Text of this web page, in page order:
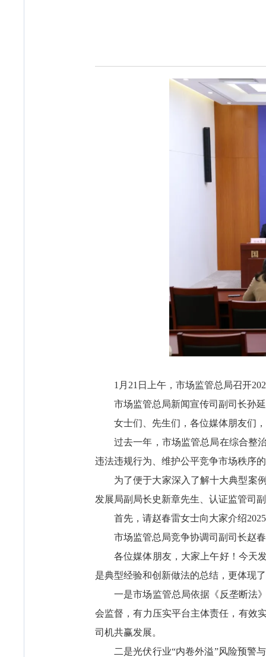
1月21日上午，市场监管总局召开
市场监管总局新闻宣传司副司长孙
女士们、先生们，各位媒体朋友们
过去一年，市场监管总局在综合整
违法违规行为、维护公平竞争市场秩序
为了便于大家深入了解十大典型案
发展局副局长史新章先生、认证监管司
首先，请赵春雷女士向大家介绍
市场监管总局竞争协调司副司长赵
各位媒体朋友，大家上午好！今天
是典型经验和创新做法的总结，更体现
一是市场监管总局依据《反垄断法
会监督，有力压实平台主体责任，有效
司机共赢发展。
二是光伏行业“内卷外溢”风险预警